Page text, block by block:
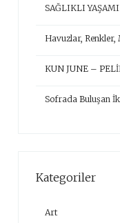
SAĞLIKLI
Havuzlar, Renkler,
KUN JUNE –
Sofrada Buluşan
Kategoriler
Art